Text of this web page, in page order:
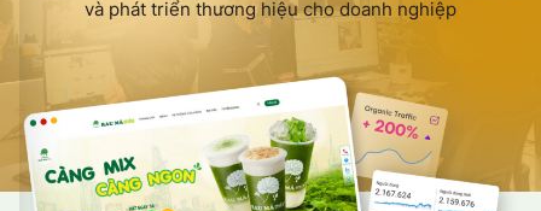
và phát triển thương hiệu cho doanh nghiệp